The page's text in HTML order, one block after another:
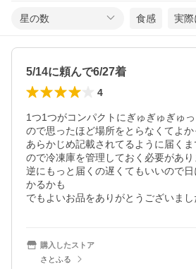
星の数 食感 実際
5/14に頼んで6/27着
4
1つ1つがコンパクトにぎゅぎゅぎゅ
ので思ったほど場所をとらなくてよか
あらかじめ記載されてるように届く
ので冷凍庫を管理しておく必要があり
逆にもっと届くの遅くてもいいので
かるかも
購入したストア
さとふる